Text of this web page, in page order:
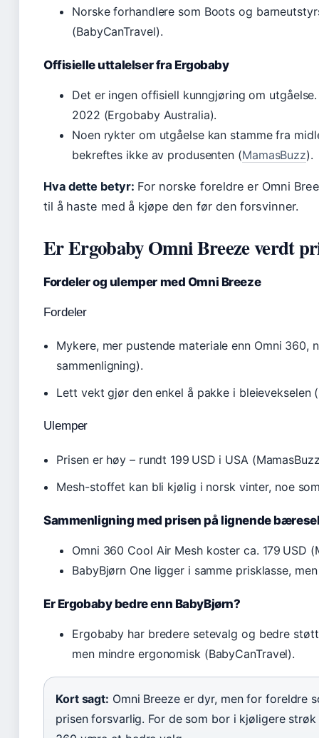
Norske forhandlere som Boots og
(BabyCanTravel).
Offisielle uttalelser fra Ergobaby
Det er ingen offisiell kunngjøring om
2022 (Ergobaby Australia).
Noen rykter om utgåelse kan stamme fra
bekreftes ikke av produsenten (MamasBuzz).
Hva dette betyr: For norske foreldre er Omni
til å haste med å kjøpe den før den forsvinner.
Er Ergobaby Omni Breeze verdt
Fordeler og ulemper med Omni Breeze
Fordeler
Mykere, mer pustende materiale enn Omni
sammenligning).
Lett vekt gjør den enkel å pakke i bleievekselen
Ulemper
Prisen er høy – rundt 199 USD i USA
Mesh-stoffet kan bli kjølig i norsk vinter, noe
Sammenligning med prisen på lignende
Omni 360 Cool Air Mesh koster ca. 179 USD
BabyBjørn One ligger i samme prisklasse,
Er Ergobaby bedre enn BabyBjørn?
Ergobaby har bredere setevalg og bedre
men mindre ergonomisk (BabyCanTravel).
Kort sagt: Omni Breeze er dyr, men for foreldre
prisen forsvarlig. For de som bor i kjøligere